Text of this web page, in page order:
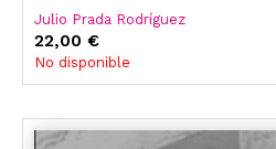
Julio Prada Rodríguez
22,00 €
No disponible